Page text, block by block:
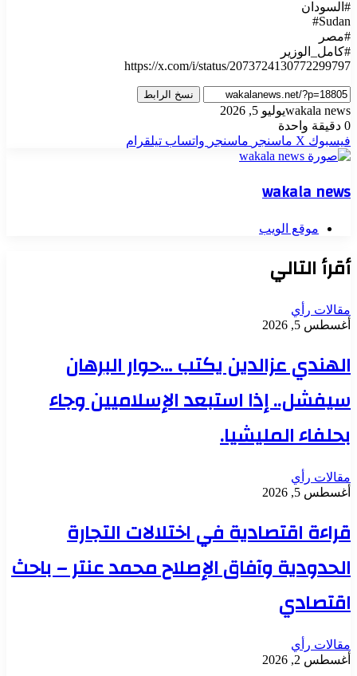
‎#Sudan
https://x.com/i/status/2073724130772299797
نسخ الرابط
wakala newsيوليو 5, 2026
0 دقيقة واحدة
فيسبوك ‫X ماسنجر ماسنجر واتساب تيلقرام
wakala news
موقع الويب
أقرأ التالي
مقالات رأي
أغسطس 5, 2026
الهندي عزالدين يكتب …حوار البرهان
سيفشل.. إذا استبعد الإسلاميين وجاء
بحلفاء المليشيا.
مقالات رأي
أغسطس 5, 2026
قراءة اقتصادية في اختلالات التجارة
الحدودية وآفاق الإصلاح محمد عنتر – باحث
اقتصادي
مقالات رأي
أغسطس 2, 2026